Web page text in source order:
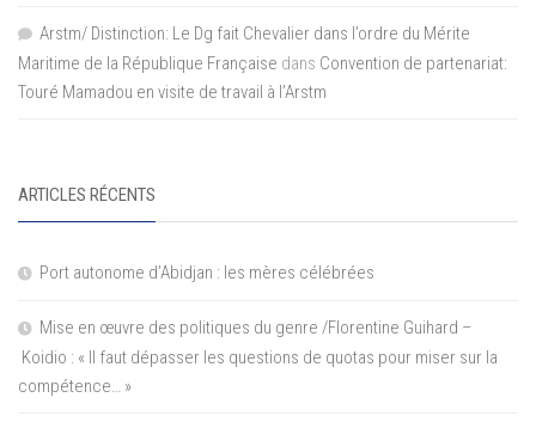
Arstm/ Distinction: Le Dg fait Chevalier dans l’ordre du Mérite
Maritime de la République Française dans Convention de partenariat:
Touré Mamadou en visite de travail à l’Arstm
ARTICLES RÉCENTS
Port autonome d’Abidjan : les mères célébrées
Mise en œuvre des politiques du genre /Florentine Guihard –
Koidio : « Il faut dépasser les questions de quotas pour miser sur la
compétence… »